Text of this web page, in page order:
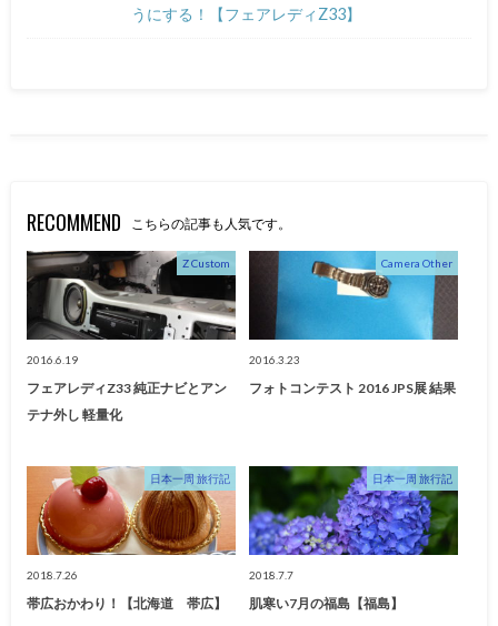
うにする！【フェアレディZ33】
RECOMMEND こちらの記事も人気です。
Z Custom
2016.6.19
フェアレディZ33 純正ナビとアン
テナ外し 軽量化
Camera Other
2016.3.23
フォトコンテスト 2016 JPS展 結果
日本一周 旅行記
2018.7.26
帯広おかわり！【北海道 帯広】
日本一周 旅行記
2018.7.7
肌寒い7月の福島【福島】